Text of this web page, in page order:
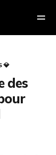
💎
des